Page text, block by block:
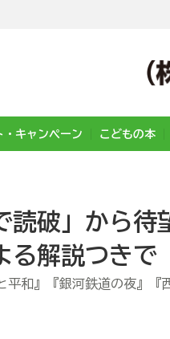
・キャンペーン こどもの本
読破」から
る解説つきで
平和』『銀河鉄道の夜』『